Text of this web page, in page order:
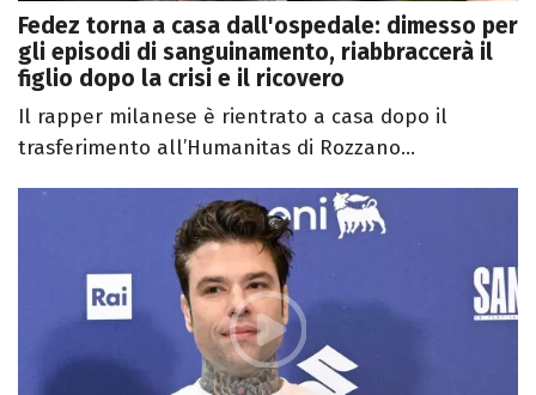
Fedez torna a casa dall'ospedale: dimesso per
gli episodi di sanguinamento, riabbraccerà il
figlio dopo la crisi e il ricovero
Il rapper milanese è rientrato a casa dopo il
trasferimento all’Humanitas di Rozzano...